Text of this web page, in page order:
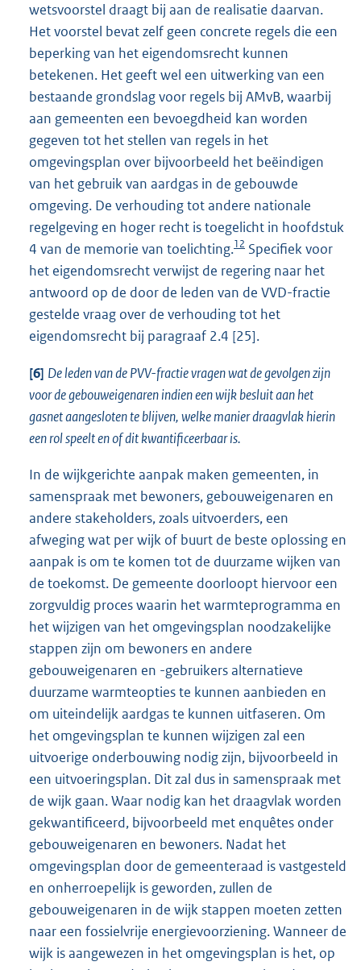
wetsvoorstel draagt bij aan de realisatie daarvan.
Het voorstel bevat zelf geen concrete regels die een
beperking van het eigendomsrecht kunnen
betekenen. Het geeft wel een uitwerking van een
bestaande grondslag voor regels bij AMvB, waarbij
aan gemeenten een bevoegdheid kan worden
gegeven tot het stellen van regels in het
omgevingsplan over bijvoorbeeld het beëindigen
van het gebruik van aardgas in de gebouwde
omgeving. De verhouding tot andere nationale
regelgeving en hoger recht is toegelicht in hoofdstuk
4 van de memorie van toelichting.12 Specifiek voor
het eigendomsrecht verwijst de regering naar het
antwoord op de door de leden van de VVD-fractie
gestelde vraag over de verhouding tot het
eigendomsrecht bij paragraaf 2.4 [25].
[6] De leden van de PVV-fractie vragen wat de gevolgen zijn
voor de gebouweigenaren indien een wijk besluit aan het
gasnet aangesloten te blijven, welke manier draagvlak hierin
een rol speelt en of dit kwantificeerbaar is.
In de wijkgerichte aanpak maken gemeenten, in
samenspraak met bewoners, gebouweigenaren en
andere stakeholders, zoals uitvoerders, een
afweging wat per wijk of buurt de beste oplossing en
aanpak is om te komen tot de duurzame wijken van
de toekomst. De gemeente doorloopt hiervoor een
zorgvuldig proces waarin het warmteprogramma en
het wijzigen van het omgevingsplan noodzakelijke
stappen zijn om bewoners en andere
gebouweigenaren en -gebruikers alternatieve
duurzame warmteopties te kunnen aanbieden en
om uiteindelijk aardgas te kunnen uitfaseren. Om
het omgevingsplan te kunnen wijzigen zal een
uitvoerige onderbouwing nodig zijn, bijvoorbeeld in
een uitvoeringsplan. Dit zal dus in samenspraak met
de wijk gaan. Waar nodig kan het draagvlak worden
gekwantificeerd, bijvoorbeeld met enquêtes onder
gebouweigenaren en bewoners. Nadat het
omgevingsplan door de gemeenteraad is vastgesteld
en onherroepelijk is geworden, zullen de
gebouweigenaren in de wijk stappen moeten zetten
naar een fossielvrije energievoorziening. Wanneer de
wijk is aangewezen in het omgevingsplan is het, op